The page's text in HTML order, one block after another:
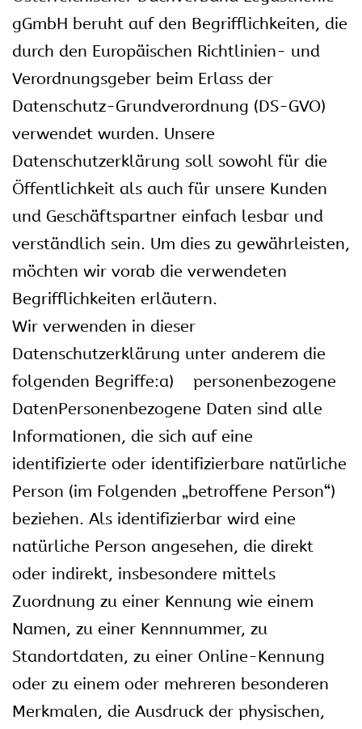
gGmbH beruht auf den Begrifflichkeiten, die
durch den Europäischen Richtlinien- und
Verordnungsgeber beim Erlass der
Datenschutz-Grundverordnung (DS-GVO)
verwendet wurden. Unsere
Datenschutzerklärung soll sowohl für die
Öffentlichkeit als auch für unsere Kunden
und Geschäftspartner einfach lesbar und
verständlich sein. Um dies zu gewährleisten,
möchten wir vorab die verwendeten
Begrifflichkeiten erläutern.
Wir verwenden in dieser
Datenschutzerklärung unter anderem die
folgenden Begriffe:a) personenbezogene
DatenPersonenbezogene Daten sind alle
Informationen, die sich auf eine
identifizierte oder identifizierbare natürliche
Person (im Folgenden „betroffene Person“)
beziehen. Als identifizierbar wird eine
natürliche Person angesehen, die direkt
oder indirekt, insbesondere mittels
Zuordnung zu einer Kennung wie einem
Namen, zu einer Kennnummer, zu
Standortdaten, zu einer Online-Kennung
oder zu einem oder mehreren besonderen
Merkmalen, die Ausdruck der physischen,